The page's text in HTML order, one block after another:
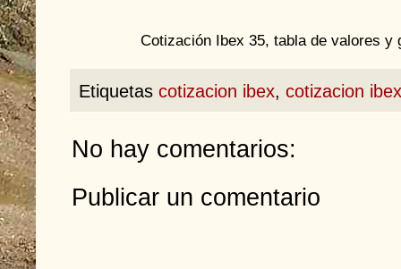
Cotización Ibex 35, tabla de valores y
Etiquetas cotizacion ibex, cotizacion
No hay comentarios:
Publicar un comentario